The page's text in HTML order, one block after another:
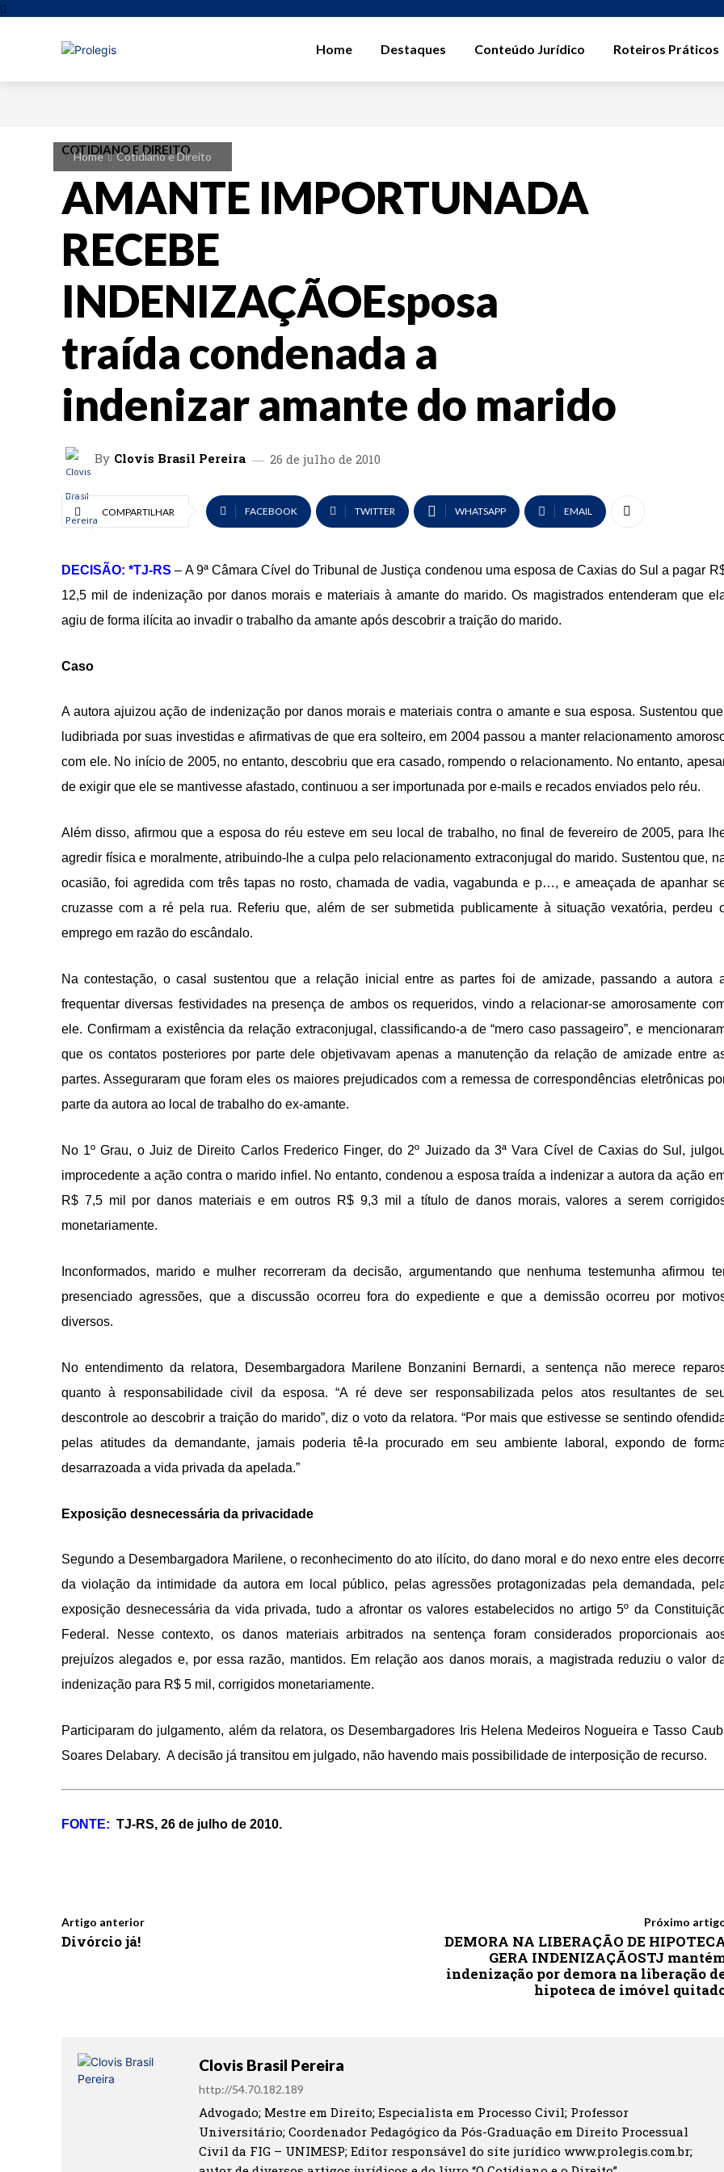
Home Destaques Conteúdo Jurídico Roteiros Práticos
Home Cotidiano e Direito
COTIDIANO E DIREITO
AMANTE IMPORTUNADA
RECEBE
INDENIZAÇÃOEsposa
traída condenada a
indenizar amante do marido
By Clovis Brasil Pereira 26 de julho de 2010
COMPARTILHAR FACEBOOK TWITTER WHATSAPP EMAIL
DECISÃO: *TJ-RS – A 9ª Câmara Cível do Tribunal de Justiça condenou uma esposa de Caxias do Sul a pagar
12,5 mil de indenização por danos morais e materiais à amante do marido. Os magistrados entenderam que
agiu de forma ilícita ao invadir o trabalho da amante após descobrir a traição do marido.
Caso
A autora ajuizou ação de indenização por danos morais e materiais contra o amante e sua esposa. Sustentou
ludibriada por suas investidas e afirmativas de que era solteiro, em 2004 passou a manter relacionamento
com ele. No início de 2005, no entanto, descobriu que era casado, rompendo o relacionamento. No entanto,
de exigir que ele se mantivesse afastado, continuou a ser importunada por e-mails e recados enviados pelo réu.
Além disso, afirmou que a esposa do réu esteve em seu local de trabalho, no final de fevereiro de 2005, para
agredir física e moralmente, atribuindo-lhe a culpa pelo relacionamento extraconjugal do marido. Sustentou que,
ocasião, foi agredida com três tapas no rosto, chamada de vadia, vagabunda e p…, e ameaçada de apanhar
cruzasse com a ré pela rua. Referiu que, além de ser submetida publicamente à situação vexatória, perdeu
emprego em razão do escândalo.
Na contestação, o casal sustentou que a relação inicial entre as partes foi de amizade, passando a autora
frequentar diversas festividades na presença de ambos os requeridos, vindo a relacionar-se amorosamente
ele. Confirmam a existência da relação extraconjugal, classificando-a de “mero caso passageiro”, e
que os contatos posteriores por parte dele objetivavam apenas a manutenção da relação de amizade entre
partes. Asseguraram que foram eles os maiores prejudicados com a remessa de correspondências eletrônicas
parte da autora ao local de trabalho do ex-amante.
No 1º Grau, o Juiz de Direito Carlos Frederico Finger, do 2º Juizado da 3ª Vara Cível de Caxias do Sul,
improcedente a ação contra o marido infiel. No entanto, condenou a esposa traída a indenizar a autora da ação
R$ 7,5 mil por danos materiais e em outros R$ 9,3 mil a título de danos morais, valores a serem
monetariamente.
Inconformados, marido e mulher recorreram da decisão, argumentando que nenhuma testemunha afirmou
presenciado agressões, que a discussão ocorreu fora do expediente e que a demissão ocorreu por
diversos.
No entendimento da relatora, Desembargadora Marilene Bonzanini Bernardi, a sentença não merece
quanto à responsabilidade civil da esposa. “A ré deve ser responsabilizada pelos atos resultantes de
descontrole ao descobrir a traição do marido”, diz o voto da relatora. “Por mais que estivesse se sentindo
pelas atitudes da demandante, jamais poderia tê-la procurado em seu ambiente laboral, expondo de
desarrazoada a vida privada da apelada.”
Exposição desnecessária da privacidade
Segundo a Desembargadora Marilene, o reconhecimento do ato ilícito, do dano moral e do nexo entre eles
da violação da intimidade da autora em local público, pelas agressões protagonizadas pela demandada,
exposição desnecessária da vida privada, tudo a afrontar os valores estabelecidos no artigo 5º da
Federal. Nesse contexto, os danos materiais arbitrados na sentença foram considerados proporcionais
prejuízos alegados e, por essa razão, mantidos. Em relação aos danos morais, a magistrada reduziu o valor
indenização para R$ 5 mil, corrigidos monetariamente.
Participaram do julgamento, além da relatora, os Desembargadores Iris Helena Medeiros Nogueira e Tasso
Soares Delabary. A decisão já transitou em julgado, não havendo mais possibilidade de interposição de recurso.
FONTE: TJ-RS, 26 de julho de 2010.
Artigo anterior
Divórcio já!
Próximo
DEMORA NA LIBERAÇÃO DE
GERA INDENIZAÇÃOSTJ
indenização por demora na liberação
hipoteca de imóvel
Clovis Brasil Pereira
http://54.70.182.189
Advogado; Mestre em Direito; Especialista em Processo Civil; Professor
Universitário; Coordenador Pedagógico da Pós-Graduação em Direito Processual
Civil da FIG – UNIMESP; Editor responsável do site jurídico www.prolegis.com.br;